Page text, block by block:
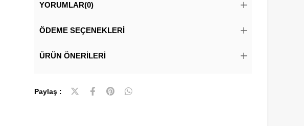
YORUMLAR(0)
ÖDEME SEÇENEKLERI
ÜRÜN ÖNERILERI
Paylaş :